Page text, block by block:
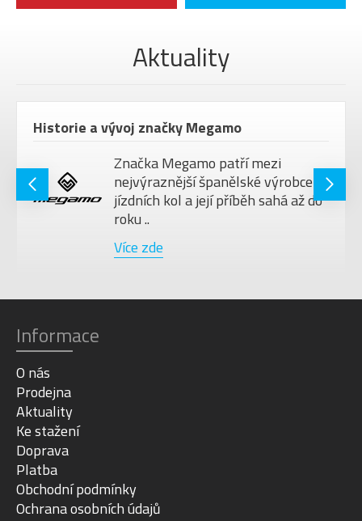
Aktuality
Historie a vývoj značky Megamo
Značka Megamo patří mezi
nejvýraznější španělské výrobce
jízdních kol a její příběh sahá až do
roku ..
Více zde
Informace
O nás
Prodejna
Aktuality
Ke stažení
Doprava
Platba
Obchodní podmínky
Ochrana osobních údajů